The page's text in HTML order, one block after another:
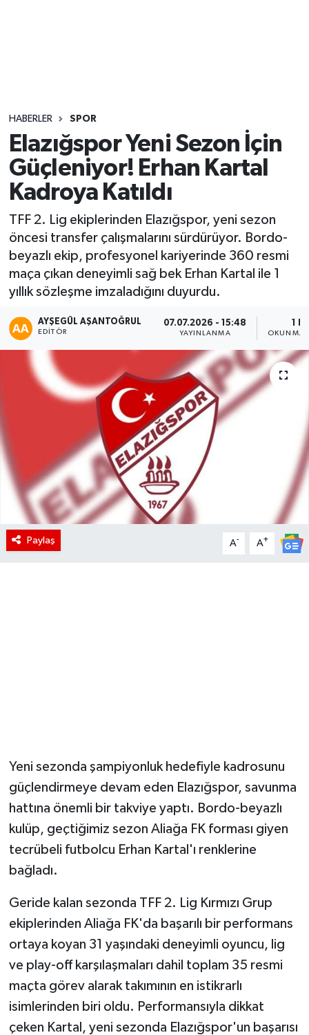
HABERLER SPOR
Elazığspor Yeni Sezon İçin
Güçleniyor! Erhan Kartal
Kadroya Katıldı
TFF 2. Lig ekiplerinden Elazığspor, yeni sezon
öncesi transfer çalışmalarını sürdürüyor. Bordo-
beyazlı ekip, profesyonel kariyerinde 360 resmi
maça çıkan deneyimli sağ bek Erhan Kartal ile 1
yıllık sözleşme imzaladığını duyurdu.
AYŞEGÜL AŞANTOĞRUL
EDITÖR
07.07.2026 - 15:48
YAYINLANMA
1
OKUNMA
Paylaş A- A+
Yeni sezonda şampiyonluk hedefiyle kadrosunu
güçlendirmeye devam eden Elazığspor, savunma
hattına önemli bir takviye yaptı. Bordo-beyazlı
kulüp, geçtiğimiz sezon Aliağa FK forması giyen
tecrübeli futbolcu Erhan Kartal'ı renklerine
bağladı.
Geride kalan sezonda TFF 2. Lig Kırmızı Grup
ekiplerinden Aliağa FK'da başarılı bir performans
ortaya koyan 31 yaşındaki deneyimli oyuncu, lig
ve play-off karşılaşmaları dahil toplam 35 resmi
maçta görev alarak takımının en istikrarlı
isimlerinden biri oldu. Performansıyla dikkat
çeken Kartal, yeni sezonda Elazığspor'un başarısı
Yaşam